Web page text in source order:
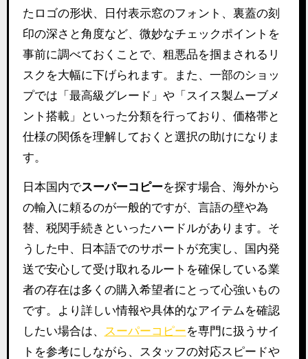
たロゴの形状、日付表示窓のフォント、裏蓋の刻
印の深さと角度など、微妙なチェックポイントを
事前に調べておくことで、粗悪品を掴まされるリ
スクを大幅に下げられます。また、一部のショッ
プでは「最高級グレード」や「スイス製ムーブメ
ント搭載」といった分類を行っており、価格帯と
仕様の関係を理解しておくと選択の助けになりま
す。
日本国内でスーパーコピーを探す場合、海外から
の輸入に頼るのが一般的ですが、言語の壁や為
替、税関手続きといったハードルがあります。そ
うした中、日本語でのサポートが充実し、国内発
送で安心して受け取れるルートを確保している業
者の存在は多くの購入希望者にとって心強いもの
です。より詳しい情報や具体的なアイテムを確認
したい場合は、
スーパーコピーを専門に扱うサイ
トを参考にしながら、スタッフの対応スピードや